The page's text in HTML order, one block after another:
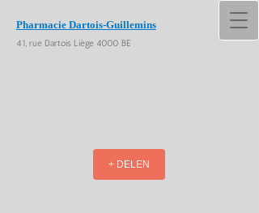
Pharmacie Dartois-Guillemins
41, rue Dartois Liège 4000 BE
+ DELEN